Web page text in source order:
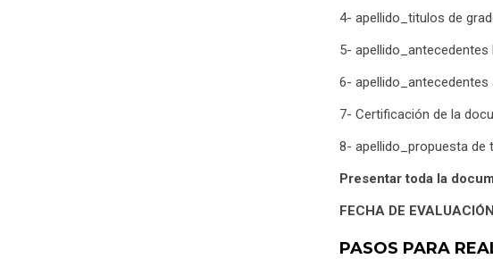
4- apellido_titulos de
5- apellido_antecedentes
6-
7- Certificación de la
8- apellido_propuesta de
Presentar toda la
FECHA DE
PASOS PARA